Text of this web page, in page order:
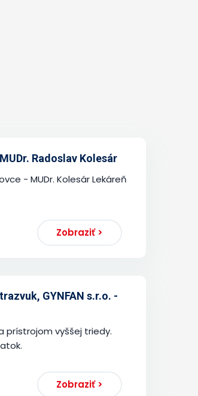
Radoslav Kolesár
- MUDr. Kolesár Lekáreň
Zobraziť >
GYNFAN s.r.o. -
prístrojom vyššej triedy.
Zobraziť >